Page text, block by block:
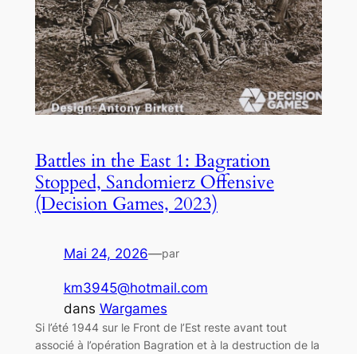
Battles in the East 1: Bagration
Stopped, Sandomierz Offensive
(Decision Games, 2023)
Mai 24, 2026—par
km3945@hotmail.com
dans Wargames
Si l’été 1944 sur le Front de l’Est reste avant tout
associé à l’opération Bagration et à la destruction de la